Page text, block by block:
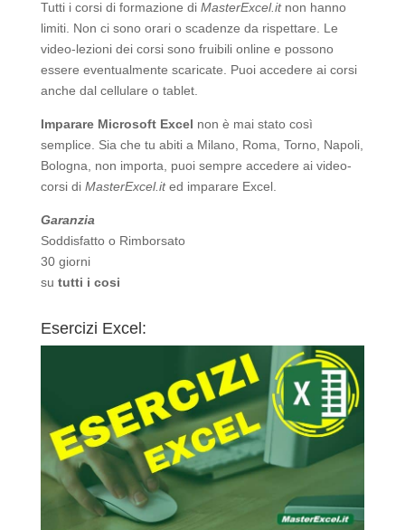
Tutti i corsi di formazione di MasterExcel.itnon hanno
limiti. Non ci sono orari o scadenze da rispettare. Le
video-lezioni dei corsi sono fruibili online e possono
essere eventualmente scaricate. Puoi accedere ai corsi
anche dal cellulare o tablet.
Imparare Microsoft Excel non è mai stato così
semplice. Sia che tu abiti a Milano, Roma, Torno, Napoli,
Bologna, non importa, puoi sempre accedere ai video-
corsi di MasterExcel.ited imparare Excel.
Garanzia
Soddisfatto o Rimborsato
30 giorni
su tutti i cosi
Esercizi Excel: